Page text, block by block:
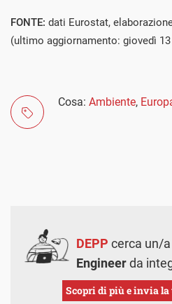
FONTE: dati Eurostat,
(ultimo aggiornamento: giovedì
Cosa: Ambiente,
DEPP cerca un/a
Engineerda
Scopri di più e invia